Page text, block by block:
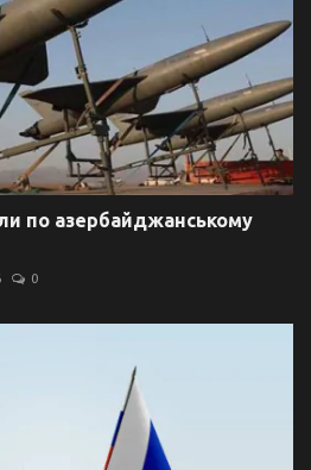
по азербайджанському
0